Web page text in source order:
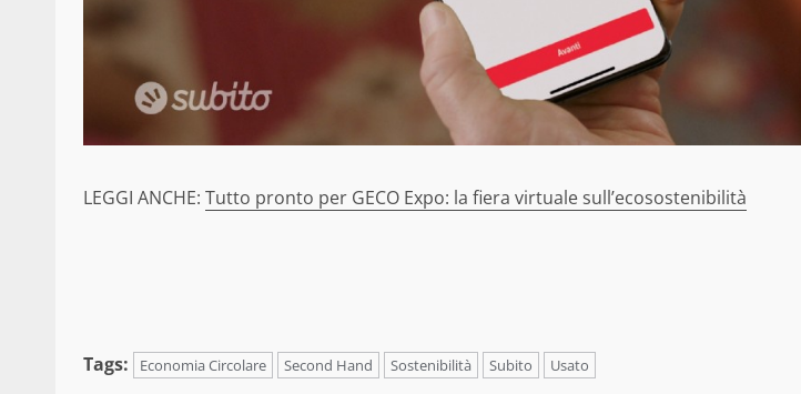
LEGGI ANCHE: Tutto pronto per GECO Expo: la fiera virtuale sull’ecosostenibilità
Tags: Economia Circolare Second Hand Sostenibilità Subito Usato